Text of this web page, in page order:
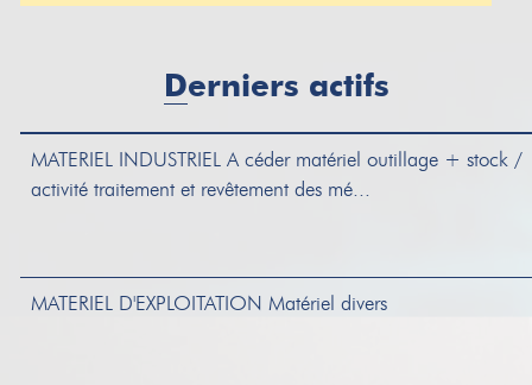
Derniers actifs
MATERIEL INDUSTRIEL
A céder matériel outillage + stock /
activité traitement et revêtement des mé...
MATERIEL D'EXPLOITATION Matériel divers